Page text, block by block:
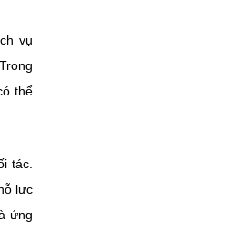
vụ
thể
tác.
lưc
ứng